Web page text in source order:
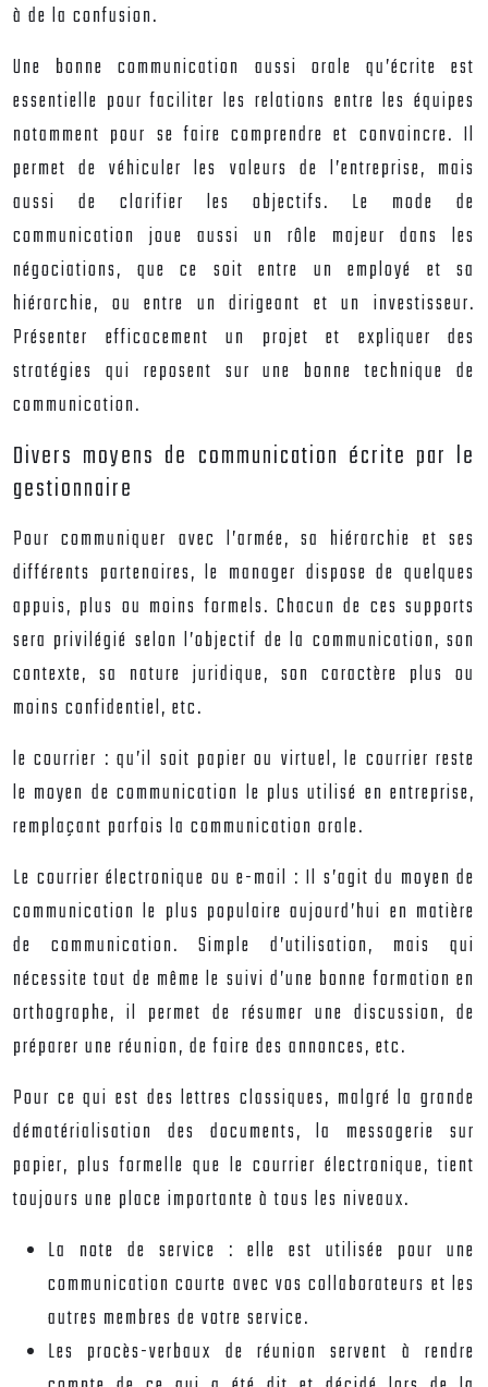
à de la confusion.
Une bonne communication aussi orale qu’écrite est
essentielle pour faciliter les relations entre les équipes
notamment pour se faire comprendre et convaincre. Il
permet de véhiculer les valeurs de l’entreprise, mais
aussi de clarifier les objectifs. Le mode de
communication joue aussi un rôle majeur dans les
négociations, que ce soit entre un employé et sa
hiérarchie, ou entre un dirigeant et un investisseur.
Présenter efficacement un projet et expliquer des
stratégies qui reposent sur une bonne technique de
communication.
Divers moyens de communication écrite par le
gestionnaire
Pour communiquer avec l’armée, sa hiérarchie et ses
différents partenaires, le manager dispose de quelques
appuis, plus ou moins formels. Chacun de ces supports
sera privilégié selon l’objectif de la communication, son
contexte, sa nature juridique, son caractère plus ou
moins confidentiel, etc.
le courrier : qu’il soit papier ou virtuel, le courrier reste
le moyen de communication le plus utilisé en entreprise,
remplaçant parfois la communication orale.
Le courrier électronique ou e-mail : Il s’agit du moyen de
communication le plus populaire aujourd’hui en matière
de communication. Simple d’utilisation, mais qui
nécessite tout de même le suivi d’une bonneformation en
orthographe, il permet de résumer une discussion, de
préparer une réunion, de faire des annonces, etc.
Pour ce qui est des lettres classiques, malgré la grande
dématérialisation des documents, la messagerie sur
papier, plus formelle que le courrier électronique, tient
toujours une place importante à tous les niveaux.
La note de service : elle est utilisée pour une
communication courte avec vos collaborateurs et les
autres membres de votre service.
Les procès-verbaux de réunion servent à rendre